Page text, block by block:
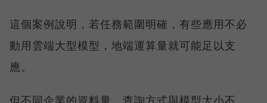
這個案例說明，若任務範圍明確，有些應用不必
動用雲端大型模型，地端運算量就可能足以支
應。